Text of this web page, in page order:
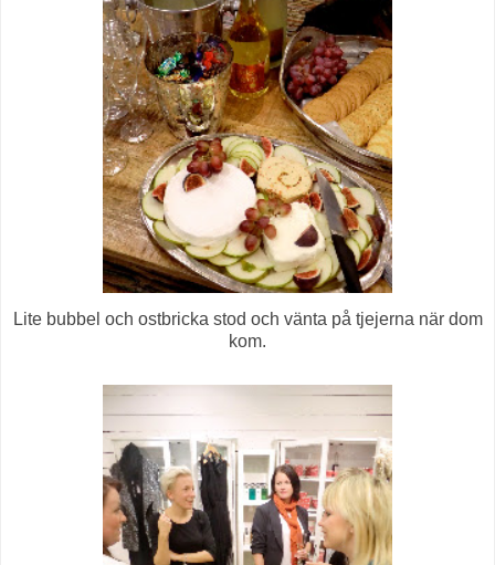
Lite bubbel och ostbricka stod och vänta på tjejerna när dom
kom.